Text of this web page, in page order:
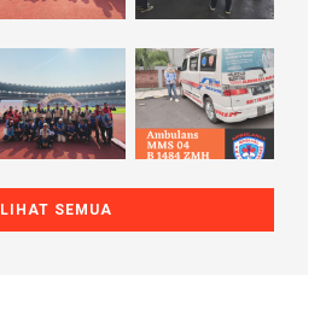
LIHAT SEMUA